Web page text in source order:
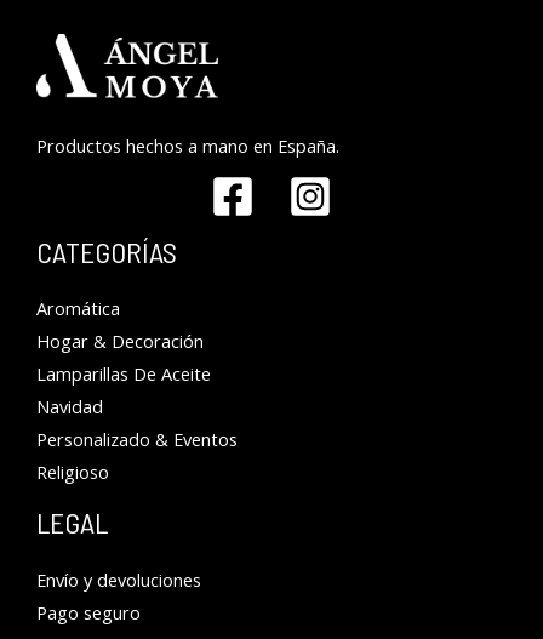
Productos hechos a mano en España.
CATEGORÍAS
Aromática
Hogar & Decoración
Lamparillas De Aceite
Navidad
Personalizado & Eventos
Religioso
LEGAL
Envío y devoluciones
Pago seguro